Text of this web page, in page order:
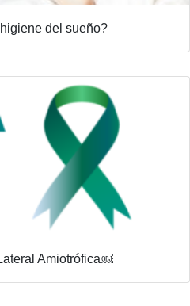
del sueño?
Amiotrófica￼